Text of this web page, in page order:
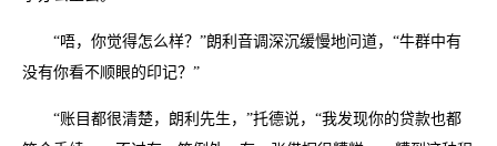
“唔，你觉得怎么样？”朗利音调深沉缓慢地问道，“牛群中有
没有你看不顺眼的印记？”
“账目都很清楚，朗利先生，”托德说，“我发现你的贷款也都